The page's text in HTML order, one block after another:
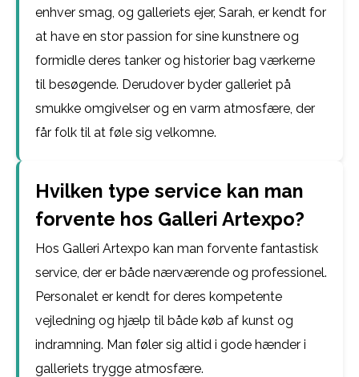
enhver smag, og galleriets ejer, Sarah, er kendt for
at have en stor passion for sine kunstnere og
formidle deres tanker og historier bag værkerne
til besøgende. Derudover byder galleriet på
smukke omgivelser og en varm atmosfære, der
får folk til at føle sig velkomne.
Hvilken type service kan man
forvente hos Galleri Artexpo?
Hos Galleri Artexpo kan man forvente fantastisk
service, der er både nærværende og professionel.
Personalet er kendt for deres kompetente
vejledning og hjælp til både køb af kunst og
indramning. Man føler sig altid i gode hænder i
galleriets trygge atmosfære.